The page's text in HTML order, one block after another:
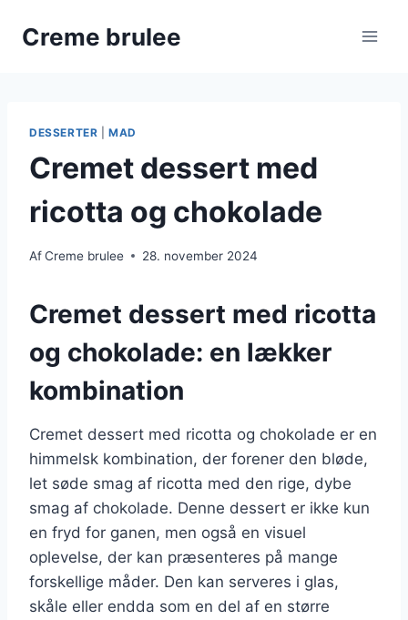
Creme brulee
DESSERTER |MAD
Cremet dessert med
ricotta og chokolade
AfCreme brulee 28. november 2024
Cremet dessert med ricotta
og chokolade: en lækker
kombination
Cremet dessert med ricotta og chokolade er en
himmelsk kombination, der forener den bløde,
let søde smag af ricotta med den rige, dybe
smag af chokolade. Denne dessert er ikke kun
en fryd for ganen, men også en visuel
oplevelse, der kan præsenteres på mange
forskellige måder. Den kan serveres i glas,
skåle eller endda som en del af en større